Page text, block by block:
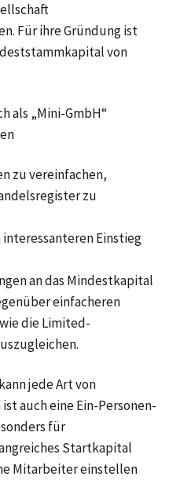
Für ihre Gründung ist
von
als „Mini-GmbH“
zu vereinfachen,
zu
Einstieg
an das Mindestkapital
einfacheren
dieLimited-
jede Art von
auch eine Ein-Personen-
für
Startkapital
Mitarbeiter einstellen